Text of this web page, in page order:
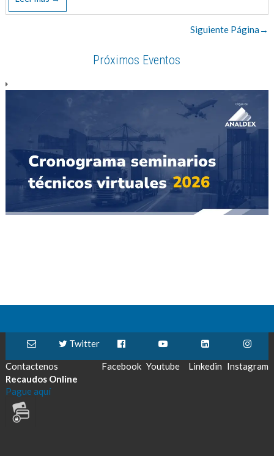
Siguiente Página→
Próximos Eventos
Contactenos
Twitter
Facebook Youtube Linkedin Instagram
Recaudos Online
Pague aquí